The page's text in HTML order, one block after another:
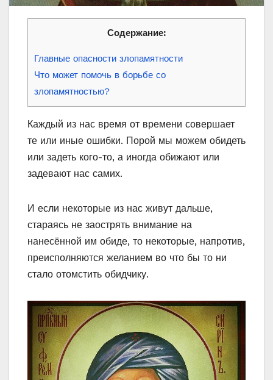
Содержание:
Главные опасности злопамятности
Что может помочь в борьбе со
злопамятностью?
Каждый из нас время от времени совершает
те или иные ошибки. Порой мы можем обидеть
или задеть кого-то, а иногда обижают или
задевают нас самих.
И если некоторые из нас живут дальше,
стараясь не заострять внимание на
нанесённой им обиде, то некоторые, напротив,
преисполняются желанием во что бы то ни
стало отомстить обидчику.